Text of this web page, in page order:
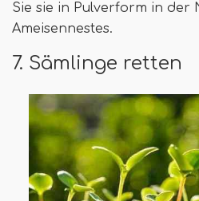
Sie sie in Pulverform in der
Ameisennestes.
7. Sämlinge retten